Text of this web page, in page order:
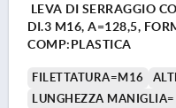
LEVA DI SERRAGGIO
DI.3 M16, A=128,5,
COMP:PLASTICA
FILETTATURA=M16
LUNGHEZZA